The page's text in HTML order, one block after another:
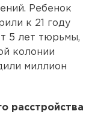
Ребенок
к 21 году
5 лет тюрьмы,
колонии
миллион
расстройства